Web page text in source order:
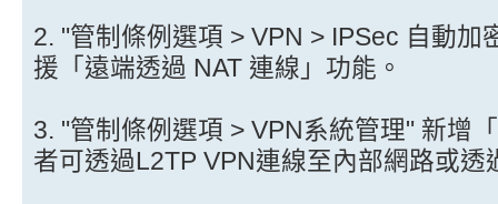
2. "管制條例選項 > VPN > IPSec 自動加
援「遠端透過 NAT 連線」功能。
3. "管制條例選項 > VPN系統管理" 新增
者可透過L2TP VPN連線至內部網路或透